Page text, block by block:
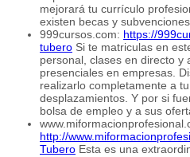
mejorará tu currículo
existen becas y subvenciones.
999cursos.com: https://
tubero Si te matriculas en
personal, clases en directo y
presenciales en empresas.
realizarlo completamente a
desplazamientos. Y por si
bolsa de empleo y a sus
http://
Tubero Esta es una